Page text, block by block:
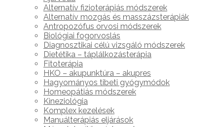
Alternatív fizioterápiás módszerek
Alternatív mozgás és masszázsterápiák
Antropozófus orvosi módszerek
Biológiai fogorvoslás
Diagnosztikai célú vizsgáló módszerek
Dietétika – táplálkozásterápia
Fitoterápia
HKO – akupunktúra – akupres
Hagyományos tibeti gyógymódok
Homeopátiás módszerek
Kineziológia
Komplex kezelések
Manuálterápiás eljárások